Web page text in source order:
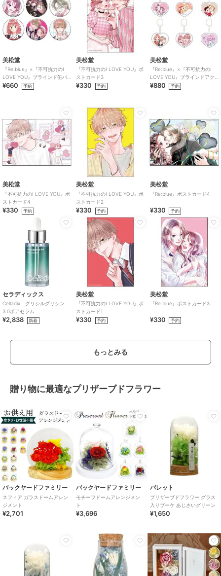
美松堂
『Re:blue』×『不可抗力のI
LOVE YOU』ブラインド缶バ
ッジ（全6種）
¥660 予約
美松堂
『不可抗力のI LOVE YOU』ポ
ストカード3
¥330 予約
美松堂
『Re:blue』×『不可抗力のI
LOVE YOU』ブラインドアク
リルキーホルダー（全6種）
¥880 予約
美松堂
『不可抗力のI LOVE YOU』ポ
ストカード4
¥330 予約
美松堂
『不可抗力のI LOVE YOU』ポ
ストカード2
¥330 予約
美松堂
『Re:blue』ポストカード4
¥330 予約
セラディックス
Celladix グリシルグリシン
3.0ポアセラム
¥2,838 新着
美松堂
『不可抗力のI LOVE YOU』ポ
ストカード1
¥330 予約
美松堂
『Re:blue』ポストカード3
¥330 予約
もっとみる
贈り物に最適なプリザーブドフラワー
バックヤードファミリー
スフィア ガラスドームアレン
ジメント
¥2,701
バックヤードファミリー
モチーフドームアレンジメン
ト
¥3,696
パレット
プリザーブドフラワー グラス
入りブーケ あじさいグリーン
¥1,650